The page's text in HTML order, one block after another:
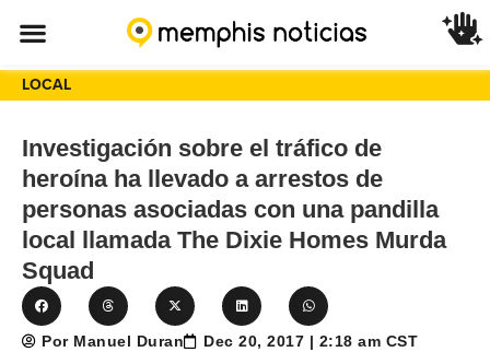
LOCAL
Investigación sobre el tráfico de
heroína ha llevado a arrestos de
personas asociadas con una pandilla
local llamada The Dixie Homes Murda
Squad
Por Manuel Duran Dec 20, 2017 | 2:18 am CST